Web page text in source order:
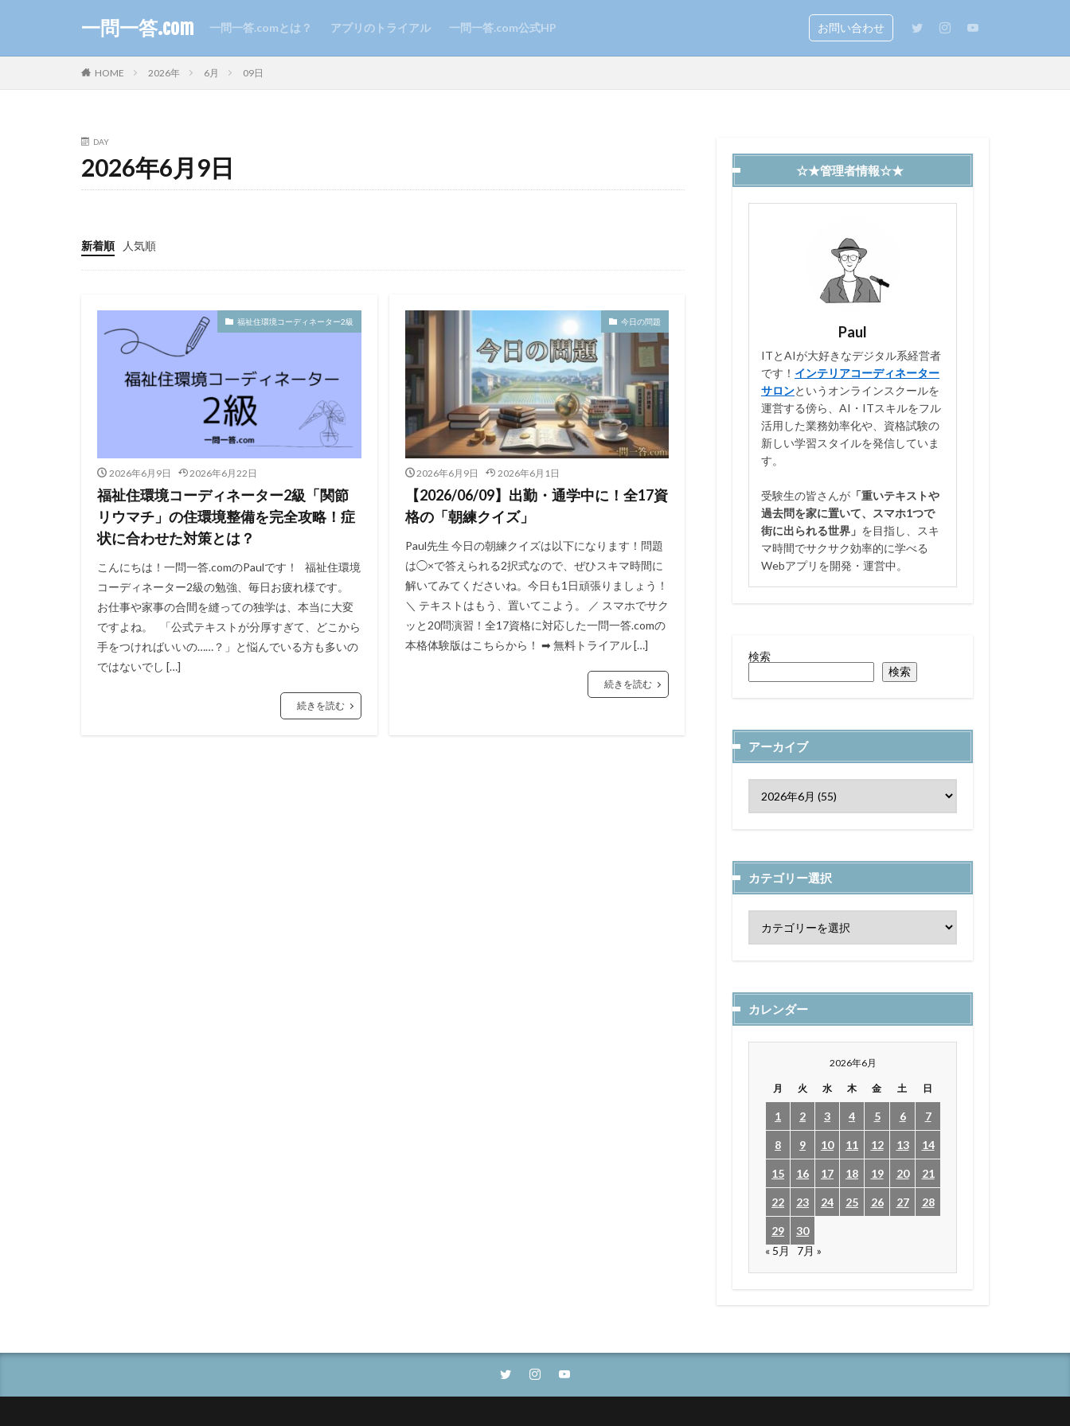
一問一答.com 一問一答.comとは？ アプリのトライアル 一問一答.com公式HP お問い合わせ
HOME 2026年 6月 09日
DAY
2026年6月9日
新着順 人気順
福祉住環境コーディネーター2級
2026年6月9日 2026年6月22日
福祉住環境コーディネーター2級「関節
リウマチ」の住環境整備を完全攻略！症
状に合わせた対策とは？
こんにちは！一問一答.comのPaulです！ 福祉住環境
コーディネーター2級の勉強、毎日お疲れ様です。
お仕事や家事の合間を縫っての独学は、本当に大変
ですよね。 「公式テキストが分厚すぎて、どこから
手をつければいいの……？」と悩んでいる方も多いの
ではないでし […]
続きを読む
今日の問題
2026年6月9日 2026年6月1日
【2026/06/09】出勤・通学中に！全17資
格の「朝練クイズ」
Paul先生 今日の朝練クイズは以下になります！問題
は◯×で答えられる2択式なので、ぜひスキマ時間に
解いてみてくださいね。今日も1日頑張りましょう！
＼ テキストはもう、置いてこよう。 ／ スマホでサク
ッと20問演習！全17資格に対応した一問一答.comの
本格体験版はこちらから！ ➡ 無料トライアル […]
続きを読む
☆★管理者情報☆★
Paul
ITとAIが大好きなデジタル系経営者
です！ インテリアコーディネーター
サロンというオンラインスクールを
運営する傍ら、AI・ITスキルをフル
活用した業務効率化や、資格試験の
新しい学習スタイルを発信していま
す。
受験生の皆さんが 「重いテキストや
過去問を家に置いて、スマホ1つで
街に出られる世界」 を目指し、スキ
マ時間でサクサク効率的に学べる
Webアプリを開発・運営中。
検索
検索
アーカイブ
カテゴリー選択
カレンダー
2026年6月
月 火 水 木 金 土 日
1 2 3 4 5 6 7
8 9 10 11 12 13 14
15 16 17 18 19 20 21
22 23 24 25 26 27 28
29
30
« 5月
7月 »